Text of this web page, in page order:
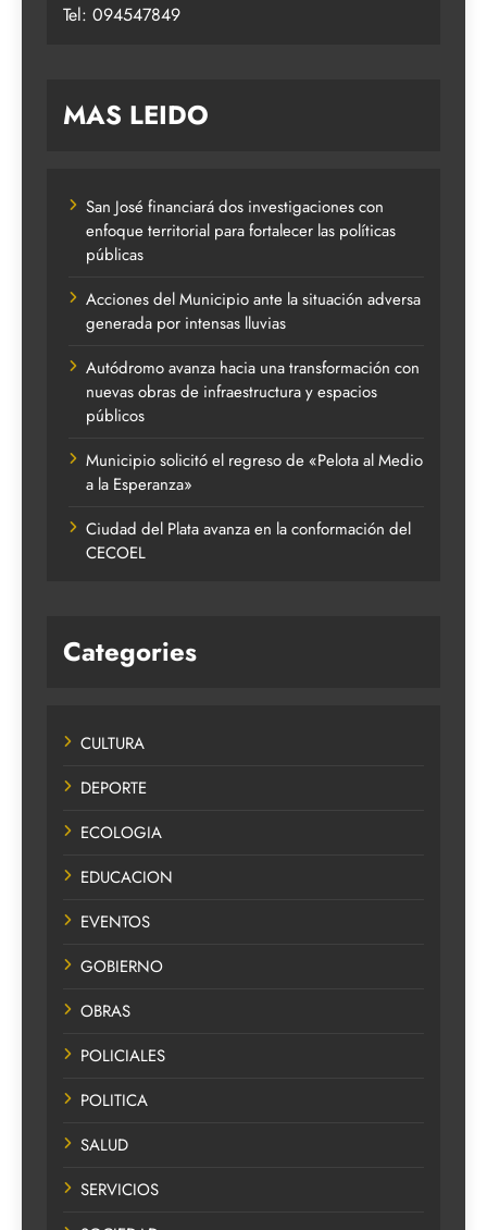
Tel: 094547849
MAS LEIDO
San José financiará dos investigaciones con
enfoque territorial para fortalecer las políticas
públicas
Acciones del Municipio ante la situación adversa
generada por intensas lluvias
Autódromo avanza hacia una transformación con
nuevas obras de infraestructura y espacios
públicos
Municipio solicitó el regreso de «Pelota al Medio
a la Esperanza»
Ciudad del Plata avanza en la conformación del
CECOEL
Categories
CULTURA
DEPORTE
ECOLOGIA
EDUCACION
EVENTOS
GOBIERNO
OBRAS
POLICIALES
POLITICA
SALUD
SERVICIOS